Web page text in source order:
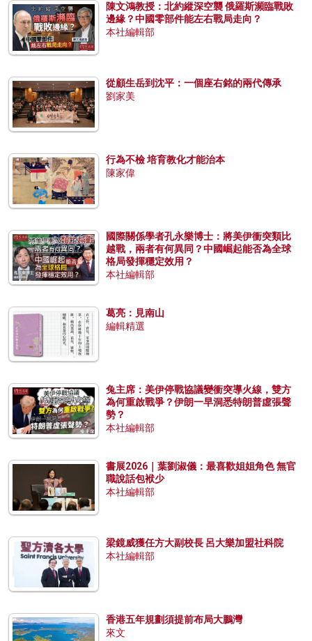
陳文鴻教授：北約縱深空襲 俄羅斯瀕臨戰敗
邊緣？中國零部件能左右戰局走向？
本社編輯部
從顧生岳到沈平：一個座右銘的兩代傳承
劉家美
行為不檢 培育教化才能治本
陳家偉
國際關係學者孔永樂博士：將美伊衝突類比
越戰，兩者有何異同？中國崛起能否為全球
格局發揮穩定效用？
本社編輯部
葛亮：見南山
編輯精選
兔主席：美伊停戰協議變衝突導火線，雙方
為何重啟戰爭？伊朗一早洞悉特朗普虛張聲
勢？
本社編輯部
書展2026｜葉劉淑儀：最喜歡姐姐角色 無官
職說話包袱少
本社編輯部
梁鏡威獲任方大副校長 呂大樂加盟社科院
本社編輯部
香港五年規劃須提前布局大鵬灣
來文